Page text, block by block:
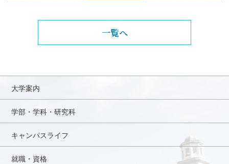
一覧へ
大学案内
学部・学科・研究科
キャンパスライフ
就職・資格